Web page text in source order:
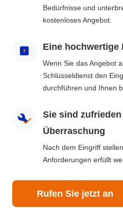
Bedürfnisse und
kostenloses Angebot.
Eine hochwertige
Wenn Sie das Angebot
Schlüsseldienst den
durchführen und Ihnen
Sie sind
Überraschung
Nach dem Eingriff
Anforderungen erfüllt
Rufen Sie jetzt an